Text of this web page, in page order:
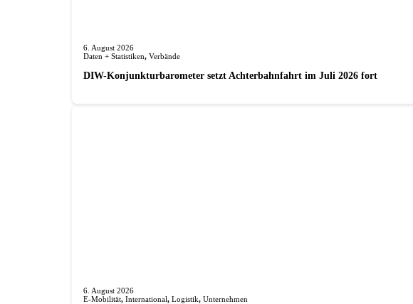
6. August 2026
Daten + Statistiken, Verbände
DIW-Konjunkturbarometer setzt Achterbahnfahrt im Juli 2026 fort
6. August 2026
E-Mobilität, International, Logistik, Unternehmen